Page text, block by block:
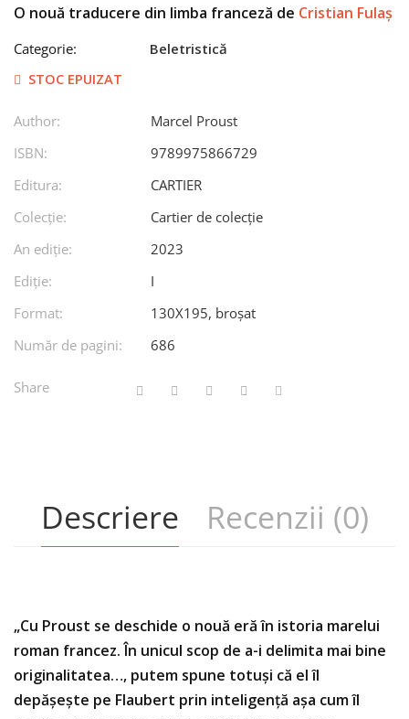
O nouă traducere din limba franceză de Cristian Fulaș
Categorie:
Beletristică
STOC EPUIZAT
Author:
Marcel Proust
ISBN:
9789975866729
Editura:
CARTIER
Colecție:
Cartier de colecție
An ediţie:
2023
Ediţie:
I
Format:
130X195, broșat
Număr de pagini:
686
Share
Descriere Recenzii (0)
„Cu Proust se deschide o nouă eră în istoria marelui
roman francez. În unicul scop de a-i delimita mai bine
originalitatea…, putem spune totuşi că el îl
depăşeşte pe Flaubert prin inteligență așa cum îl